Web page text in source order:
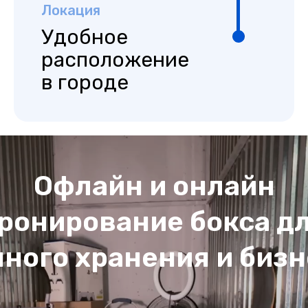
Локация
Удобное
расположение
в городе
Офлайн и онлайн
бокса
хранения и